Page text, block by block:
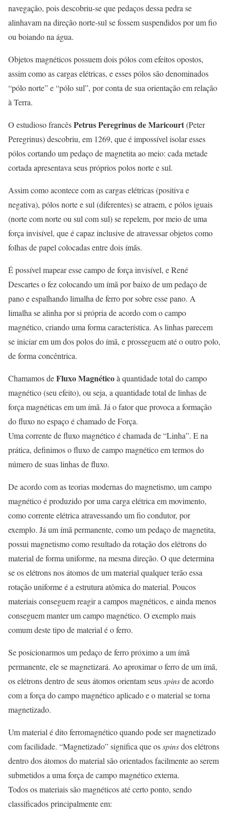
navegação, pois descobriu-se que pedaços dessa pedra se
alinhavam na direção norte-sul se fossem suspendidos por um fio
ou boiando na água.
Objetos magnéticos possuem dois pólos com efeitos opostos,
assim como as cargas elétricas, e esses pólos são denominados
“pólo norte” e “pólo sul”, por conta de sua orientação em relação
à Terra.
O estudioso francêsPetrus Peregrinus de Maricourt(Peter
Peregrinus) descobriu, em 1269, que é impossível isolar esses
pólos cortando um pedaço de magnetita ao meio: cada metade
cortada apresentava seus próprios polos norte e sul.
Assim como acontece com as cargas elétricas (positiva e
negativa), pólos norte e sul (diferentes) se atraem, e pólos iguais
(norte com norte ou sul com sul) se repelem, por meio de uma
força invisível, que é capaz inclusive de atravessar objetos como
folhas de papel colocadas entre dois ímãs.
É possível mapear esse campo de força invisível, e René
Descartes o fez colocando um ímã por baixo de um pedaço de
pano e espalhando limalha de ferro por sobre esse pano. A
limalha se alinha por si própria de acordo com o campo
magnético, criando uma forma característica. As linhas parecem
se iniciar em um dos polos do ímã, e prosseguem até o outro polo,
de forma concêntrica.
Chamamos deFluxo Magnéticoà quantidade total do campo
magnético (seu efeito), ou seja, a quantidade total de linhas de
força magnéticas em um ímã. Já o fator que provoca a formação
do fluxo no espaço é chamado de Força.
Uma corrente de fluxo magnético é chamada de “Linha”. E na
prática, definimos o fluxo de campo magnético em termos do
número de suas linhas de fluxo.
De acordo com as teorias modernas do magnetismo, um campo
magnético é produzido por uma carga elétrica em movimento,
como corrente elétrica atravessando um fio condutor, por
exemplo. Já um ímã permanente, como um pedaço de magnetita,
possui magnetismo como resultado da rotação dos elétrons do
material de forma uniforme, na mesma direção. O que determina
se os elétrons nos átomos de um material qualquer terão essa
rotação uniforme é a estrutura atômica do material. Poucos
materiais conseguem reagir a campos magnéticos, e ainda menos
conseguem manter um campo magnético. O exemplo mais
comum deste tipo de material é o ferro.
Se posicionarmos um pedaço de ferro próximo a um ímã
permanente, ele se magnetizará. Ao aproximar o ferro de um ímã,
os elétrons dentro de seus átomos orientam seusspinsde acordo
com a força do campo magnético aplicado e o material se torna
magnetizado.
Um material é dito ferromagnético quando pode ser magnetizado
com facilidade. “Magnetizado” significa que osspinsdos elétrons
dentro dos átomos do material são orientados facilmente ao serem
submetidos a uma força de campo magnético externa.
Todos os materiais são magnéticos até certo ponto, sendo
classificados principalmente em: